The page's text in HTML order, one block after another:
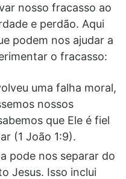
nosso fracasso ao
e perdão. Aqui
podem nos ajudar a
o fracasso:
uma falha moral,
nossos
que Ele é fiel
(1 João 1:9).
pode nos separar do
Jesus. Isso inclui